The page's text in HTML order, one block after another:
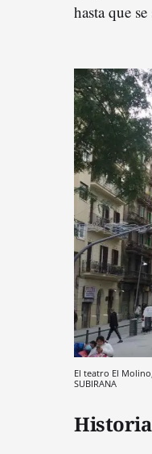
hasta que
El teatro El
SUBIRANA